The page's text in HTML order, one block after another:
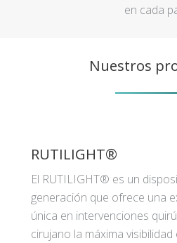
en cada
Nuestros
RUTILIGHT®
El RUTILIGHT® es un
generación que ofrece una
única en intervenciones
cirujano la máxima